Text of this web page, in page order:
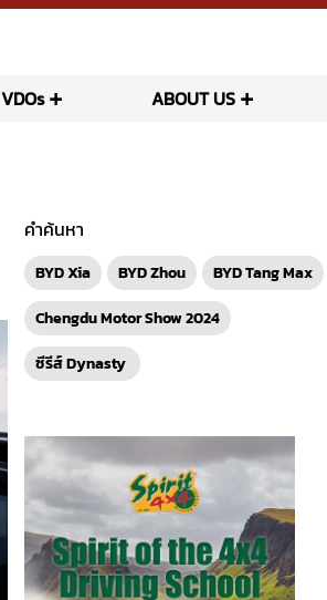
VDOs ABOUT US
คำค้นหา
BYD Xia BYD Zhou
BYD Tang Max
Chengdu Motor Show 2024
ซีรีส์ Dynasty